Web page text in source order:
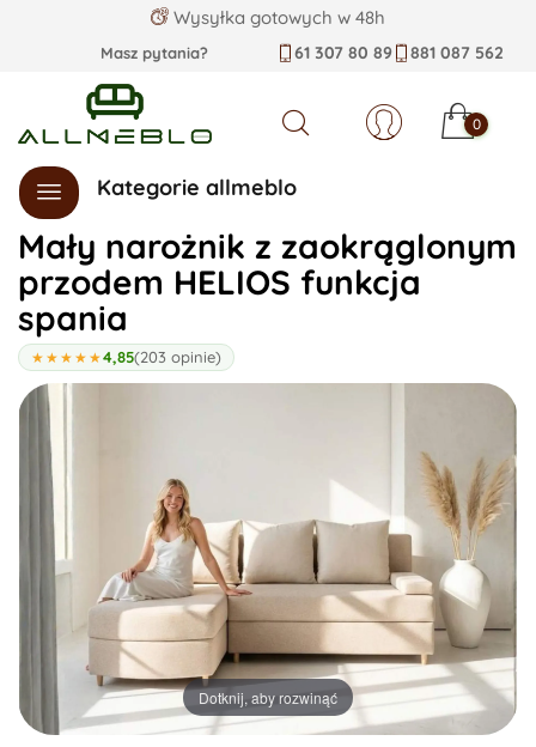
Wysyłka gotowych w 48h
Masz pytania? 61 307 80 89 881 087 562
Szukaj 0
Kategorie allmeblo
Mały narożnik z zaokrąglonym
przodem HELIOS funkcja
spania
★★★★★4,85(203 opinie)
Dotknij, aby rozwinąć